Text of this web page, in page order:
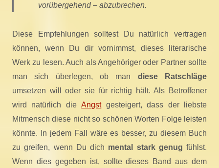
vorübergehend – abzubrechen.
Diese Empfehlungen solltest Du natürlich vertragen
können, wenn Du dir vornimmst, dieses literarische
Werk zu lesen. Auch als Angehöriger oder Partner sollte
man sich überlegen, ob man diese Ratschläge
umsetzen will oder sie für richtig hält. Als Betroffener
wird natürlich dieAngstgesteigert, dass der liebste
Mitmensch diese nicht so schönen Worten Folge leisten
könnte. In jedem Fall wäre es besser, zu diesem Buch
zu greifen, wenn Du dich mental stark genug fühlst.
Wenn dies gegeben ist, sollte dieses Band aus dem